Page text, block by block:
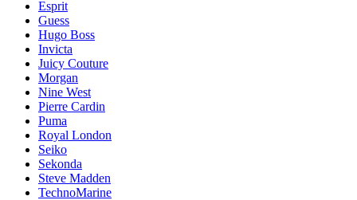
Esprit
Guess
Hugo Boss
Invicta
Juicy Couture
Morgan
Nine West
Pierre Cardin
Puma
Royal London
Seiko
Sekonda
Steve Madden
TechnoMarine